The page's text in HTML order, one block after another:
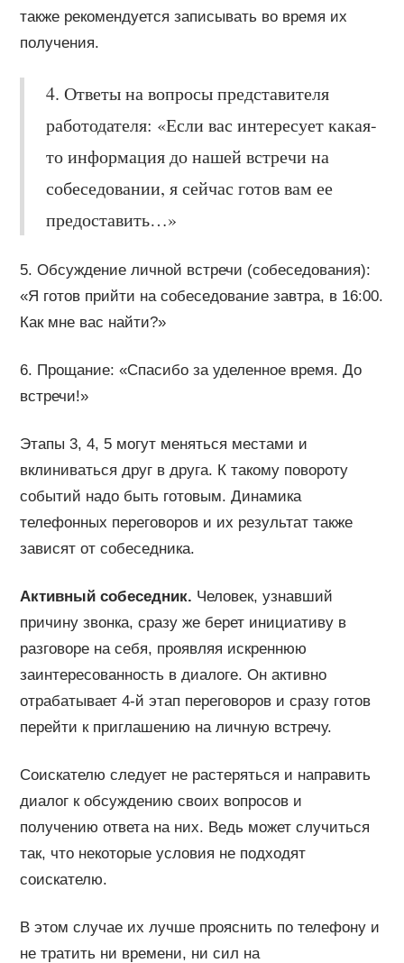
также рекомендуется записывать во время их
получения.
4. Ответы на вопросы представителя
работодателя: «Если вас интересует какая-
то информация до нашей встречи на
собеседовании, я сейчас готов вам ее
предоставить…»
5. Обсуждение личной встречи (собеседования):
«Я готов прийти на собеседование завтра, в 16:00.
Как мне вас найти?»
6. Прощание: «Спасибо за уделенное время. До
встречи!»
Этапы 3, 4, 5 могут меняться местами и
вклиниваться друг в друга. К такому повороту
событий надо быть готовым. Динамика
телефонных переговоров и их результат также
зависят от собеседника.
Активный собеседник. Человек, узнавший
причину звонка, сразу же берет инициативу в
разговоре на себя, проявляя искреннюю
заинтересованность в диалоге. Он активно
отрабатывает 4-й этап переговоров и сразу готов
перейти к приглашению на личную встречу.
Соискателю следует не растеряться и направить
диалог к обсуждению своих вопросов и
получению ответа на них. Ведь может случиться
так, что некоторые условия не подходят
соискателю.
В этом случае их лучше прояснить по телефону и
не тратить ни времени, ни сил на